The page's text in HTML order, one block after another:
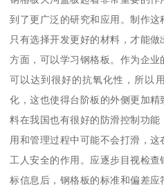
到了更广泛的研究和应用。制作这
只有选择开发更好的材料，才能
方面，可以学习钢格板。作为企
可以达到很好的抗氧化性，所以
化，这也使得台阶板的外侧更加
料在我国也有很好的防滑控制功
用和管理过程中可能不会打滑，
工人安全的作用。应逐步目视检
标信息后，钢格板的标准和偏差